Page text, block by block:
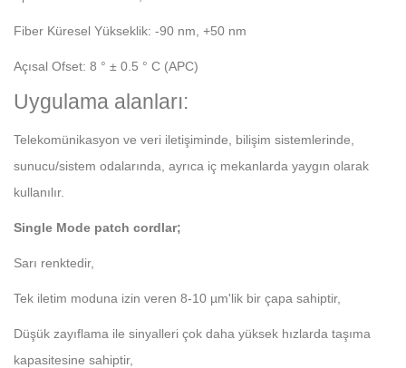
Fiber Küresel Yükseklik: -90 nm, +50 nm
Açısal Ofset: 8 ° ± 0.5 ° C (APC)
Uygulama alanları:
Telekomünikasyon ve veri iletişiminde, bilişim sistemlerinde,
sunucu/sistem odalarında, ayrıca iç mekanlarda yaygın olarak
kullanılır.
Single Mode patch cordlar;
Sarı renktedir,
Tek iletim moduna izin veren 8-10 µm'lik bir çapa sahiptir,
Düşük zayıflama ile sinyalleri çok daha yüksek hızlarda taşıma
kapasitesine sahiptir,